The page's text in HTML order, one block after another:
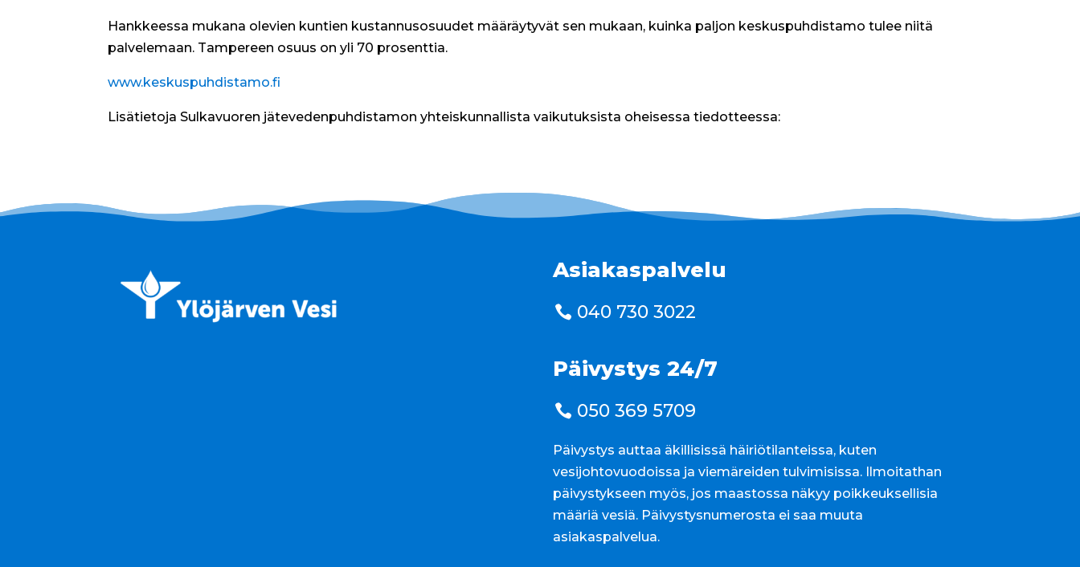
Hankkeessa mukana olevien kuntien kustannusosuudet määräytyvät sen mukaan, kuinka paljon keskuspuhdistamo tulee niitä
palvelemaan. Tampereen osuus on yli 70 prosenttia.
www.keskuspuhdistamo.fi
Lisätietoja Sulkavuoren jätevedenpuhdistamon yhteiskunnallista vaikutuksista oheisessa tiedotteessa:
Asiakaspalvelu
040 730 3022
Päivystys 24/7
050 369 5709
Päivystys auttaa äkillisissä häiriötilanteissa, kuten
vesijohtovuodoissa ja viemäreiden tulvimisissa. Ilmoitathan
päivystykseen myös, jos maastossa näkyy poikkeuksellisia
määriä vesiä. Päivystysnumerosta ei saa muuta
asiakaspalvelua.